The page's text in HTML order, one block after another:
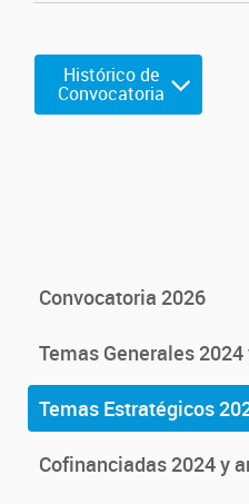
Histórico de
Convocatoria
Convocatoria 2026
Temas Generales
Temas Estratégicos
Cofinanciadas 2024 y